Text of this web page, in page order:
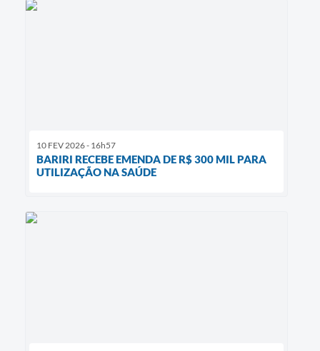
10 FEV 2026 - 16h57
BARIRI RECEBE EMENDA DE R$ 300 MIL PARA
UTILIZAÇÃO NA SAÚDE